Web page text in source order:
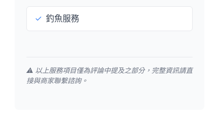
✓ 釣魚服務
⚠️ 以上服務項目僅為評論中提及之部分，完整資訊請直
接與商家聯繫諮詢。